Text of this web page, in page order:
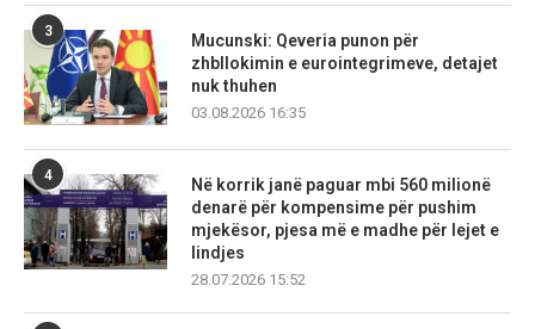
3
Mucunski: Qeveria punon për
zhbllokimin e eurointegrimeve, detajet
nuk thuhen
03.08.2026 16:35
4
Në korrik janë paguar mbi 560 milionë
denarë për kompensime për pushim
mjekësor, pjesa më e madhe për lejet e
lindjes
28.07.2026 15:52